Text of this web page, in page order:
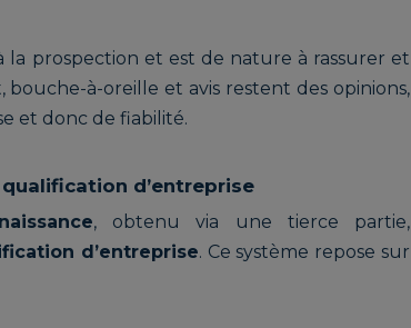
la prospection et est de nature à rassurer et
à-oreille et avis restent des opinions,
et donc de fiabilité.
d’entreprise
, obtenu via une tierce partie,
d’entreprise. Ce système repose sur